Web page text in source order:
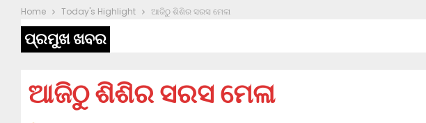
Home Today's Highlight ଆଜିଠୁ ଶିଶିର ସରସ ମେଳା
ପ୍ରମୁଖ ଖବର
ଆଜିଠୁ ଶିଶିର ସରସ ମେଳା